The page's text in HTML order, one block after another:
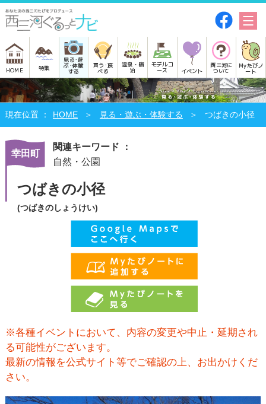
HOME 特集
見る･遊
ぶ･体験
する
買う･食
べる
温泉・宿
泊
モデルコ
ース イベント
西三河に
ついて
Myたびノ
ート
HOME 見る・遊ぶ・体験する つばきの小径
幸田町
関連キーワード ：
自然・公園
つばきの小径
(つばきのしょうけい)
※各種イベントにおいて、内容の変更や中止・延期され
る可能性がございます。
最新の情報を公式サイト等でご確認の上、お出かけくだ
さい。